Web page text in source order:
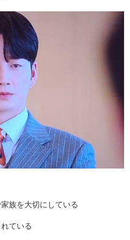
族を大切にしている
ている